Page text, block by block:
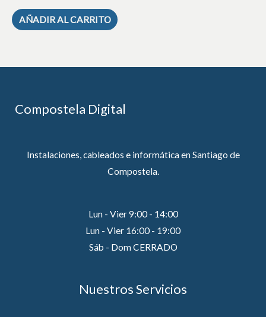
AÑADIR AL CARRITO
Compostela Digital
Instalaciones, cableados e informática en Santiago de
Compostela.
Lun - Vier 9:00 - 14:00
Lun - Vier 16:00 - 19:00
Sáb - Dom CERRADO
Nuestros Servicios